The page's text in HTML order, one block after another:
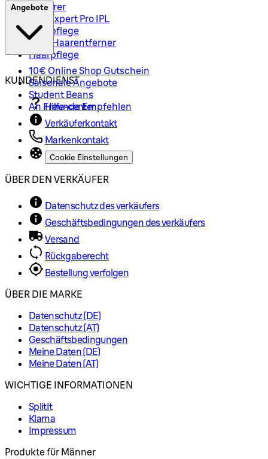
Epilierer
Silk-Expert Pro IPL
Hautpflege
Mini-Haarentferner
Haarpflege
Angebote
10€ Online Shop Gutschein
Saisonale Angebote
Student Beans
An Freunde Empfehlen
KUNDENDIENST
Hilfe-center
Verkäuferkontakt
Markenkontakt
Cookie Einstellungen
ÜBER DEN VERKÄUFER
Datenschutz des verkäufers
Geschäftsbedingungen des verkäufers
Versand
Rückgaberecht
Bestellung verfolgen
ÜBER DIE MARKE
Datenschutz (DE)
Datenschutz (AT)
Geschäftsbedingungen
Meine Daten (DE)
Meine Daten (AT)
WICHTIGE INFORMATIONEN
SplitIt
Klarna
Impressum
Produkte für Männer